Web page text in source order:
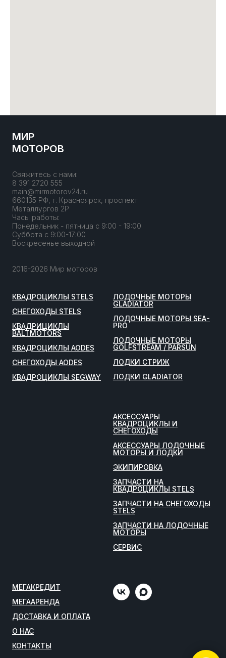
МИР
МОТОРОВ
Свяжитесь с нами:
8 391 2720 555
main@mirmotorov24.ru
660135 РФ, г. Красноярск, проспект
Металлургов 2Р
Часы работы:
Понедельник - пятница с 9:00 - 19:00
Суббота с 9:00-17:00
Воскресенье выходной
2016-2026 Мир моторов
КВАДРОЦИКЛЫ STELS
СНЕГОХОДЫ STELS
КВАДРИЦИКЛЫ
BALTMOTORS
КВАДРОЦИКЛЫ AODES
СНЕГОХОДЫ AODES
КВАДРОЦИКЛЫ SEGWAY
ЛОДОЧНЫЕ МОТОРЫ
GLADIATOR
ЛОДОЧНЫЕ МОТОРЫ SEA-
PRO
ЛОДОЧНЫЕ МОТОРЫ
GOLFSTREAM / PARSUN
ЛОДКИ СТРИЖ
ЛОДКИ GLADIATOR
АКСЕССУАРЫ
КВАДРОЦИКЛЫ И
СНЕГОХОДЫ
АКСЕССУАРЫ ЛОДОЧНЫЕ
МОТОРЫ И ЛОДКИ
ЭКИПИРОВКА
ЗАПЧАСТИ НА
КВАДРОЦИКЛЫ STELS
ЗАПЧАСТИ НА СНЕГОХОДЫ
STELS
ЗАПЧАСТИ НА ЛОДОЧНЫЕ
МОТОРЫ
СЕРВИС
МЕГАКРЕДИТ
МЕГААРЕНДА
ДОСТАВКА И ОПЛАТА
О НАС
КОНТАКТЫ